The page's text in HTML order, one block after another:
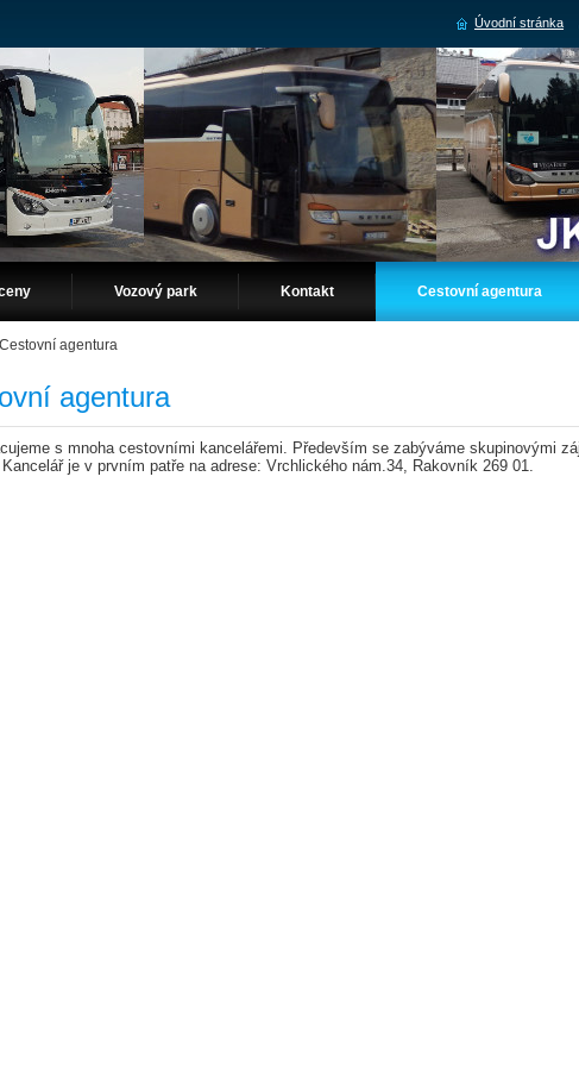
Vozový park Kontakt Cestovní agentura
Cestovní agentura
agentura
s mnoha cestovními kancelářemi. Především se zabýváme skupinovými
je v prvním patře na adrese: Vrchlického nám.34, Rakovník 269 01.
Úvodní stránka